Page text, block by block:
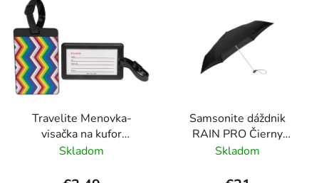
Travelite Menovka-
visačka na kufor
Multicolor Waves
Skladom
Samsonite dáždnik
RAIN PRO Čierny
skladací manuálny
Skladom